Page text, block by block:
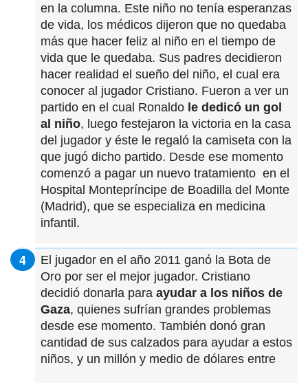
en la columna. Este niño no tenía esperanzas
de vida, los médicos dijeron que no quedaba
más que hacer feliz al niño en el tiempo de
vida que le quedaba. Sus padres decidieron
hacer realidad el sueño del niño, el cual era
conocer al jugador Cristiano. Fueron a ver un
partido en el cual Ronaldo le dedicó un gol
al niño, luego festejaron la victoria en la casa
del jugador y éste le regaló la camiseta con la
que jugó dicho partido. Desde ese momento
comenzó a pagar un nuevo tratamiento en el
Hospital Montepríncipe de Boadilla del Monte
(Madrid), que se especializa en medicina
infantil.
El jugador en el año 2011 ganó la Bota de
Oro por ser el mejor jugador. Cristiano
decidió donarla para ayudar a los niños de
Gaza, quienes sufrían grandes problemas
desde ese momento. También donó gran
cantidad de sus calzados para ayudar a estos
niños, y un millón y medio de dólares entre